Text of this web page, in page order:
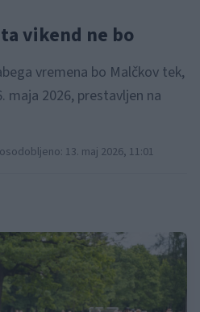
vikend ne bo
vremena bo Malčkov tek,
maja 2026, prestavljen na
13. maj 2026, 11:01